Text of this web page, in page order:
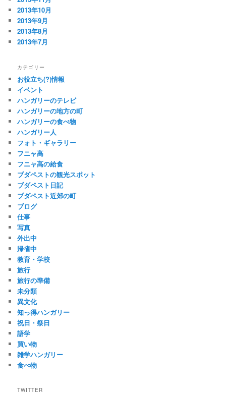
2013年10月
2013年9月
2013年8月
2013年7月
カテゴリー
お役立ち(?)情報
イベント
ハンガリーのテレビ
ハンガリーの地方の町
ハンガリーの食べ物
ハンガリー人
フォト・ギャラリー
フニャ高
フニャ高の給食
ブダペストの観光スポット
ブダペスト日記
ブダペスト近郊の町
ブログ
仕事
写真
外出中
帰省中
教育・学校
旅行
旅行の準備
未分類
異文化
知っ得ハンガリー
祝日・祭日
語学
買い物
雑学ハンガリー
食べ物
TWITTER